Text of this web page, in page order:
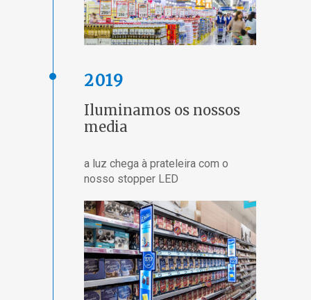
2019
Iluminamos os nossos
media
a luz chega à prateleira com o
nosso stopper LED